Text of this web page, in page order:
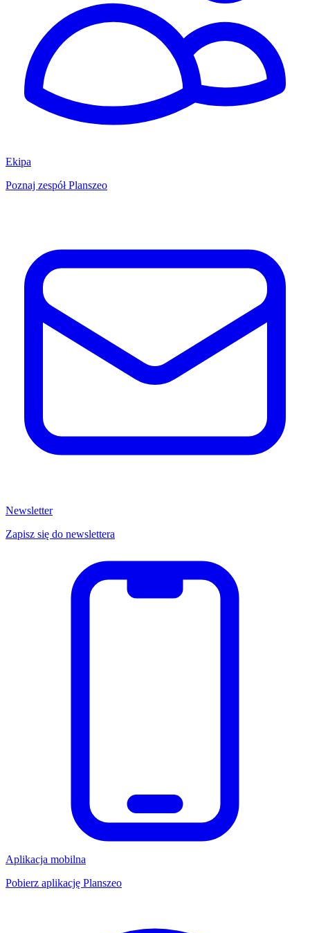
Ekipa
Poznaj zespół Planszeo
Newsletter
Zapisz się do newslettera
Aplikacja mobilna
Pobierz aplikację Planszeo